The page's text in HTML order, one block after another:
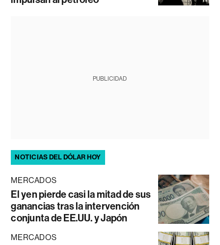
PUBLICIDAD
NOTICIAS DEL DÓLAR HOY
MERCADOS
El yen pierde casi la mitad de sus
ganancias tras la intervención
conjunta de EE.UU. y Japón
MERCADOS